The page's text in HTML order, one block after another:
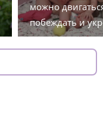
можно
побеждать и